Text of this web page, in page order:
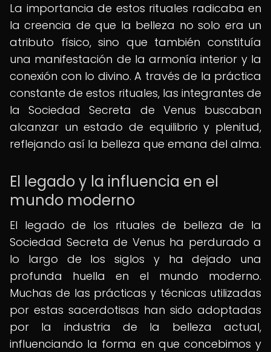
La importancia de estos rituales radicaba en
la creencia de que la belleza no solo era un
atributo físico, sino que también constituía
una manifestación de la armonía interior y la
conexión con lo divino. A través de la práctica
constante de estos rituales, las integrantes de
la Sociedad Secreta de Venus buscaban
alcanzar un estado de equilibrio y plenitud,
reflejando así la belleza que emana del alma.
El legado y la influencia en el
mundo moderno
El legado de los rituales de belleza de la
Sociedad Secreta de Venus ha perdurado a
lo largo de los siglos y ha dejado una
profunda huella en el mundo moderno.
Muchas de las prácticas y técnicas utilizadas
por estas sacerdotisas han sido adoptadas
por la industria de la belleza actual,
influenciando la forma en que concebimos y